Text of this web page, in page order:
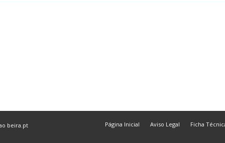
beira.pt Página Inicial Aviso Legal Ficha